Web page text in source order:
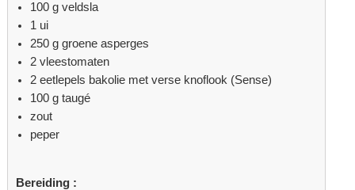
100 g veldsla
1 ui
250 g groene asperges
2 vleestomaten
2 eetlepels bakolie met verse knoflook (Sense)
100 g taugé
zout
peper
Bereiding :